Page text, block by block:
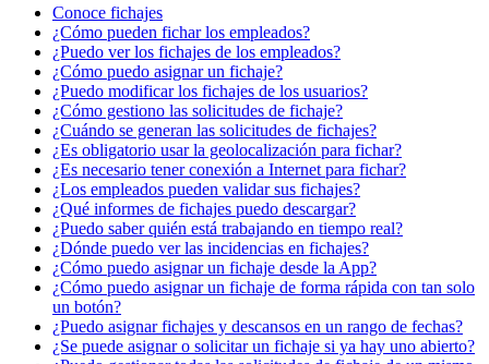
Conoce fichajes
¿Cómo pueden fichar los empleados?
¿Puedo ver los fichajes de los empleados?
¿Cómo puedo asignar un fichaje?
¿Puedo modificar los fichajes de los usuarios?
¿Cómo gestiono las solicitudes de fichaje?
¿Cuándo se generan las solicitudes de fichajes?
¿Es obligatorio usar la geolocalización para fichar?
¿Es necesario tener conexión a Internet para fichar?
¿Los empleados pueden validar sus fichajes?
¿Qué informes de fichajes puedo descargar?
¿Puedo saber quién está trabajando en tiempo real?
¿Dónde puedo ver las incidencias en fichajes?
¿Cómo puedo asignar un fichaje desde la App?
¿Cómo puedo asignar un fichaje de forma rápida con tan solo
un botón?
¿Puedo asignar fichajes y descansos en un rango de fechas?
¿Se puede asignar o solicitar un fichaje si ya hay uno abierto?